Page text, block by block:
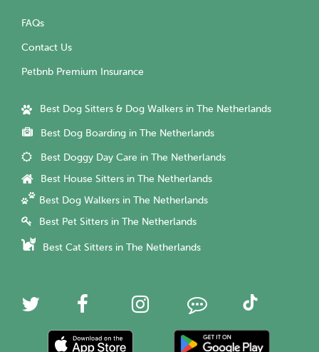
FAQs
Contact Us
Petbnb Premium Insurance
Best Dog Sitters & Dog Walkers in The Netherlands
Best Dog Boarding in The Netherlands
Best Doggy Day Care in The Netherlands
Best House Sitters in The Netherlands
Best Dog Walkers in The Netherlands
Best Pet Sitters in The Netherlands
Best Cat Sitters in The Netherlands